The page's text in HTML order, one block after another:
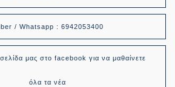
/ Whatsapp : 6942053400
μας στο facebook για να μαθαίνετε
όλα τα νέα